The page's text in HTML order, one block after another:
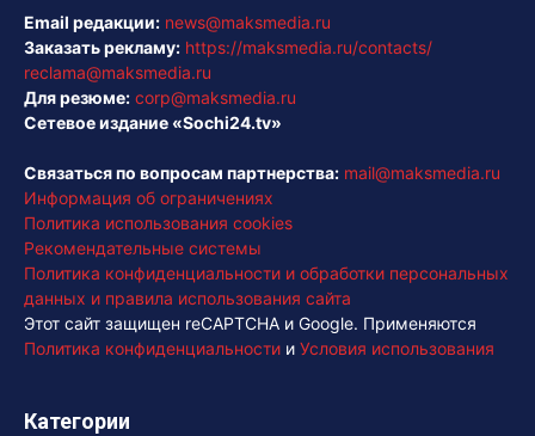
Email редакции: news@maksmedia.ru
Заказать рекламу: https://maksmedia.ru/contacts/
reclama@maksmedia.ru
Для резюме: corp@maksmedia.ru
Сетевое издание «Sochi24.tv»
Связаться по вопросам партнерства: mail@maksmedia.ru
Информация об ограничениях
Политика использования cookies
Рекомендательные системы
Политика конфиденциальности и обработки персональных
данных и правила использования сайта
Этот сайт защищен reCAPTCHA и Google. Применяются
Политика конфиденциальности и Условия использования
Категории